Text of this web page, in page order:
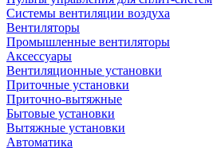
Системы вентиляции воздуха
Вентиляторы
Промышленные вентиляторы
Аксессуары
Вентиляционные установки
Приточные установки
Приточно-вытяжные
Бытовые установки
Вытяжные установки
Автоматика